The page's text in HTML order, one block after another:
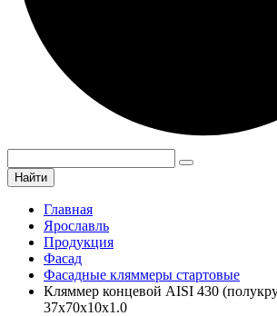
Найти
Главная
Ярославль
Продукция
Фасад
Фасадные кляммеры стартовые
Кляммер концевой AISI 430
37х70х10х1.0